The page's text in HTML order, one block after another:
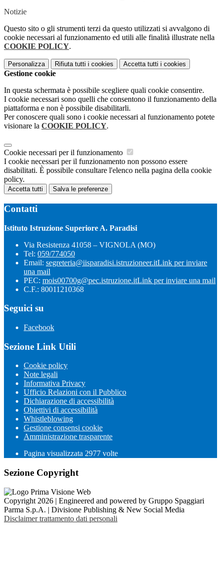
Notizie
Questo sito o gli strumenti terzi da questo utilizzati si avvalgono di
cookie necessari al funzionamento ed utili alle finalità illustrate nella
COOKIE POLICY.
Personalizza Rifiuta tutti i cookies Accetta tutti i cookies
Gestione cookie
In questa schermata è possibile scegliere quali cookie consentire.
I cookie necessari sono quelli che consentono il funzionamento della
piattaforma e non è possibile disabilitarli.
Per conoscere quali sono i cookie necessari al funzionamento potete
visionare la COOKIE POLICY.
Cookie necessari per il funzionamento
I cookie necessari per il funzionamento non possono essere
disabilitati. È possibile consultare l'elenco nella pagina della cookie
policy.
Accetta tutti Salva le preferenze
Contatti
Istituto Istruzione Superiore A. Paradisi
Via Resistenza 41058 – VIGNOLA (MO)
Tel: 059/774050
Email: segreteria@iisparadisi.istruzioneer.itLink per inviare
una mail
PEC: mois00700g@pec.istruzione.itLink per inviare una mail
C.F.: 80011210368
Seguici su
Facebook
Sezione Link Utili
Cookie policy
Note legali
Informativa Privacy
Ufficio Relazioni con il Pubblico
Dichiarazione di accessibilità
Obiettivi di accessibilità
Whistleblowing
Gestione consensi cookie
Amministrazione trasparente
Pagina visualizzata 2977 volte
Sezione Copyright
Copyright 2026 | Engineered and powered by Gruppo Spaggiari
Parma S.p.A. | Divisione Publishing & New Social Media
Disclaimer trattamento dati personali